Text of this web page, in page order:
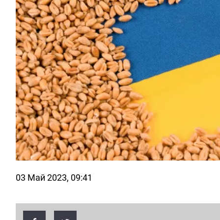
03 Май 2023, 09:41